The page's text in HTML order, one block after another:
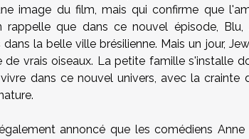
image du film, mais qui confirme que
rappelle que dans ce nouvel épisode,
la belle ville brésilienne. Mais un jour,
de vrais oiseaux. La petite famille s'installe
dans ce nouvel univers, avec la
annoncé que les comédiens Anne